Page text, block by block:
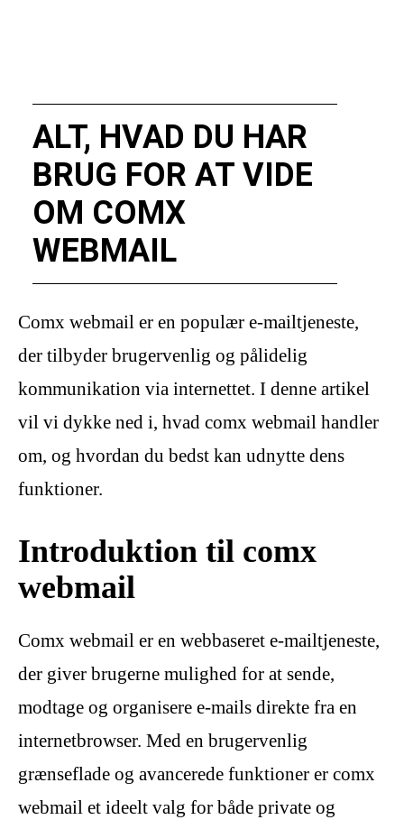
ALT, HVAD DU HAR
BRUG FOR AT VIDE
OM COMX
WEBMAIL
Comx webmail er en populær e-mailtjeneste,
der tilbyder brugervenlig og pålidelig
kommunikation via internettet. I denne artikel
vil vi dykke ned i, hvad comx webmail handler
om, og hvordan du bedst kan udnytte dens
funktioner.
Introduktion til comx
webmail
Comx webmail er en webbaseret e-mailtjeneste,
der giver brugerne mulighed for at sende,
modtage og organisere e-mails direkte fra en
internetbrowser. Med en brugervenlig
grænseflade og avancerede funktioner er comx
webmail et ideelt valg for både private og